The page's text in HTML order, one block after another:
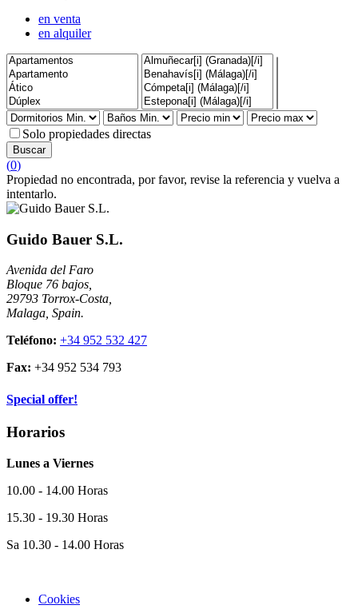
en venta
en alquiler
Solo propiedades directas
(0)
Propiedad no encontrada, por favor, revise la referencia y vuelva a
intentarlo.
Guido Bauer S.L.
Avenida del Faro
Bloque 76 bajos,
29793 Torrox-Costa,
Malaga, Spain.
Teléfono: +34 952 532 427
Fax: +34 952 534 793
Special offer!
Horarios
Lunes a Viernes
10.00 - 14.00 Horas
15.30 - 19.30 Horas
Sa 10.30 - 14.00 Horas
Cookies